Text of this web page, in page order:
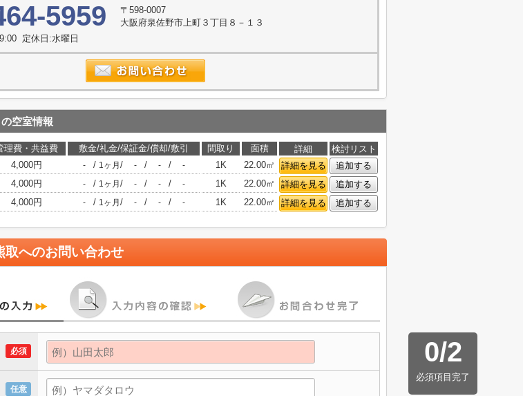
5959
〒598-0007
大阪府泉佐野市上町３丁目８－１３
定休日:水曜日
の空室情報
理費・共益費 敷金/礼金/保証金/償却/敷引 間取り 面積 詳細
検討リスト
4,000円 - / 1ヶ月 / - / - / - 1K 22.00㎡ 詳細を見る
追加する
4,000円 - / 1ヶ月 / - / - / - 1K 22.00㎡ 詳細を見る
追加する
4,000円 - / 1ヶ月 / - / - / - 1K 22.00㎡ 詳細を見る 追加する
取へのお問い合わせ
0/2
必須項目完了
必須
任意